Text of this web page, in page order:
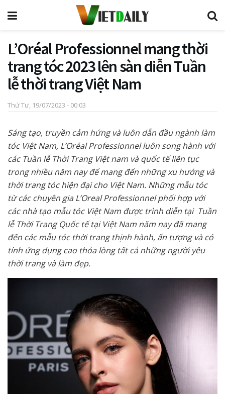
L’Oréal Professionnel mang thời
trang tóc 2023 lên sàn diễn Tuần
lễ thời trang Việt Nam
Thứ Tư, 19/07/2023 - 00:03
Sáng tạo, truyền cảm hứng và luôn dẫn đầu ngành làm
tóc Việt Nam, L’Oréal Professionnel luôn song hành với
các Tuần lễ Thời Trang Việt nam và quốc tế liên tục
trong nhiều năm nay để mang đến những xu hướng và
thời trang tóc hiện đại cho Việt Nam. Những mẫu tóc
từ các chuyên gia L’Oreal Professionnel phối hợp với
các nhà tạo mẫu tóc Việt Nam được trình diễn tại Tuần
lễ Thời Trang Quốc tế tại Việt Nam năm nay đã mang
đến các mẫu tóc thời trang thịnh hành, ấn tượng và có
tính ứng dụng cao thỏa lòng tất cả những người yêu
thời trang và làm đẹp.